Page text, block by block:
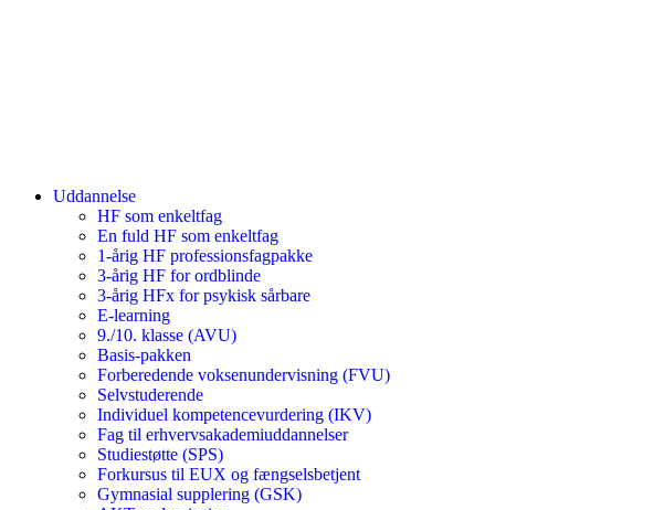
Uddannelse
HF som enkeltfag
En fuld HF som enkeltfag
1-årig HF professionsfagpakke
3-årig HF for ordblinde
3-årig HFx for psykisk sårbare
E-learning
9./10. klasse (AVU)
Basis-pakken
Forberedende voksenundervisning (FVU)
Selvstuderende
Individuel kompetencevurdering (IKV)
Fag til erhvervsakademiuddannelser
Studiestøtte (SPS)
Forkursus til EUX og fængselsbetjent
Gymnasial supplering (GSK)